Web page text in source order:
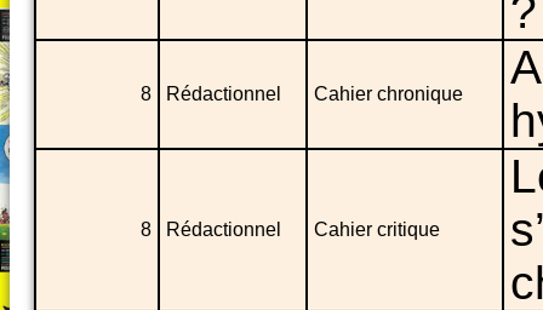
?
8 Rédactionnel Cahier chronique
8 Rédactionnel Cahier critique